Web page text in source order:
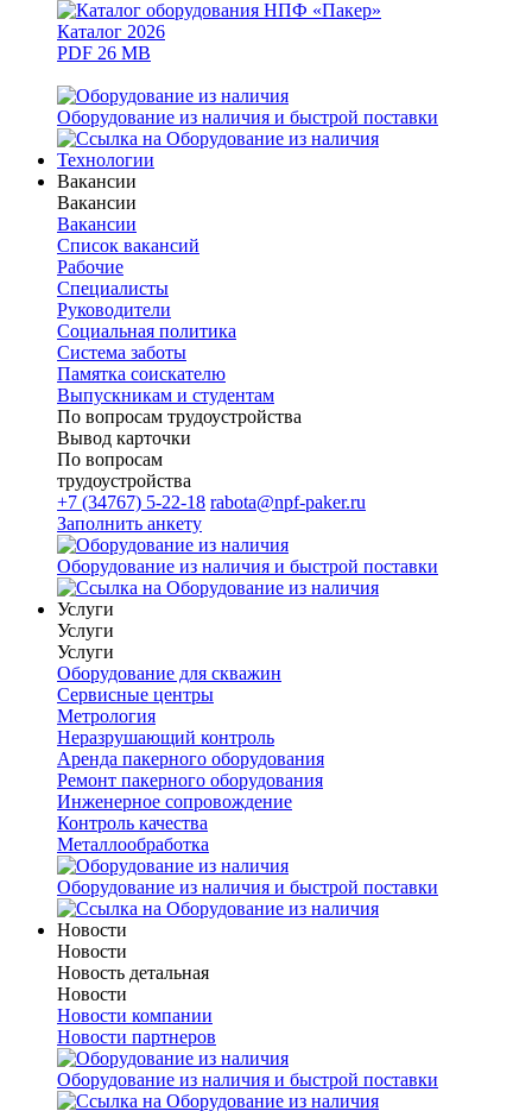
Каталог 2026
PDF 26 MB
Оборудование из наличия и быстрой поставки
Технологии
Вакансии
Вакансии
Вакансии
Список вакансий
Рабочие
Специалисты
Руководители
Cоциальная политика
Система заботы
Памятка соискателю
Выпускникам и студентам
По вопросам трудоустройства
Вывод карточки
По вопросам
трудоустройства
+7 (34767) 5-22-18 rabota@npf-paker.ru
Заполнить анкету
Оборудование из наличия и быстрой поставки
Услуги
Услуги
Услуги
Оборудование для скважин
Сервисные центры
Метрология
Неразрушающий контроль
Аренда пакерного оборудования
Ремонт пакерного оборудования
Инженерное сопровождение
Контроль качества
Металлообработка
Оборудование из наличия и быстрой поставки
Новости
Новости
Новость детальная
Новости
Новости компании
Новости партнеров
Оборудование из наличия и быстрой поставки